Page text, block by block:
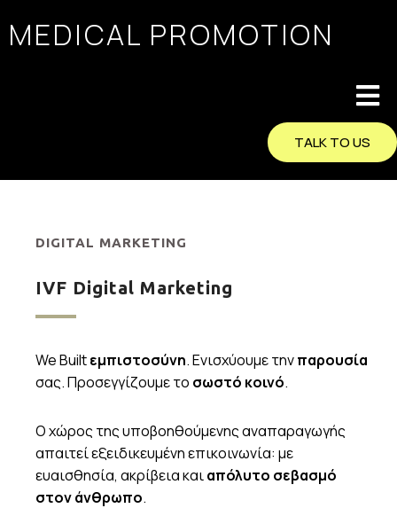
MEDICAL PROMOTION
TALK TO US
DIGITAL MARKETING
IVF Digital Marketing
We Builtεμπιστοσύνη. Ενισχύουμε τηνπαρουσία
σας. Προσεγγίζουμε το σωστό κοινό.
Ο χώρος της υποβοηθούμενης αναπαραγωγής
απαιτεί εξειδικευμένη επικοινωνία: με
ευαισθησία, ακρίβεια καιαπόλυτο σεβασμό
στον άνθρωπο.